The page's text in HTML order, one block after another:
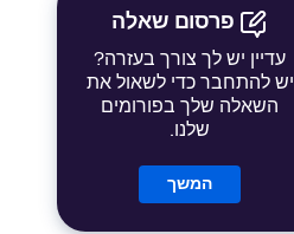
פרסום שאלה
עדיין יש לך צורך בעזרה?
יש להתחבר כדי לשאול את
השאלה שלך בפורומים
שלנו.
המשך